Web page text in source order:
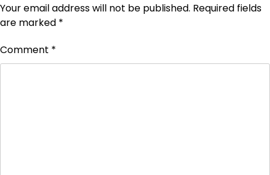
Your email address will not be published. Required fields
are marked *
Comment *